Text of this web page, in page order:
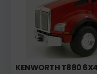
KENWORTH T880 6X4